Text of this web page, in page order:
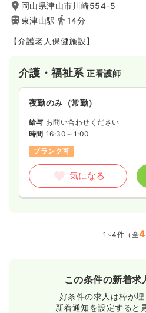
岡山県津山市川崎554-5
東津山駅
14分
【介護老人保健施設】
介護・福祉系正看護師
夜勤のみ（常勤）
給与 お問い合わせください
時間 16:30～1:00
ブランク可
気になる
1~4件（全4
この条件の新着求
好条件の求人は枠が
新着通知を設定すると